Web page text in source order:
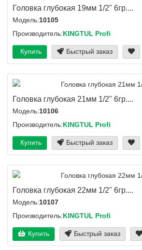
Головка глубокая 19мм 1/2" 6гр....
Модель:10105
Производитель:KINGTUL Profi
Купить Быстрый заказ
Головка глубокая 21мм 1/2" 6гр....
Модель:10106
Производитель:KINGTUL Profi
Купить Быстрый заказ
Головка глубокая 22мм 1/2" 6гр....
Модель:10107
Производитель:KINGTUL Profi
Купить Быстрый заказ